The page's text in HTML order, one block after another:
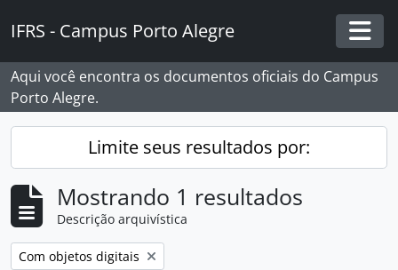
IFRS - Campus Porto Alegre
Aqui você encontra os documentos oficiais do Campus
Porto Alegre.
Limite seus resultados por:
Mostrando 1 resultados
Descrição arquivística
Remover filtro:
Com objetos digitais